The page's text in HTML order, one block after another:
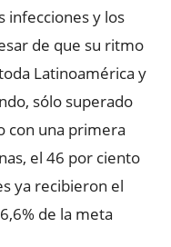
infecciones y los
de que su ritmo
Latinoamérica y
sólo superado
con una primera
el 46 por ciento
ya recibieron el
de la meta